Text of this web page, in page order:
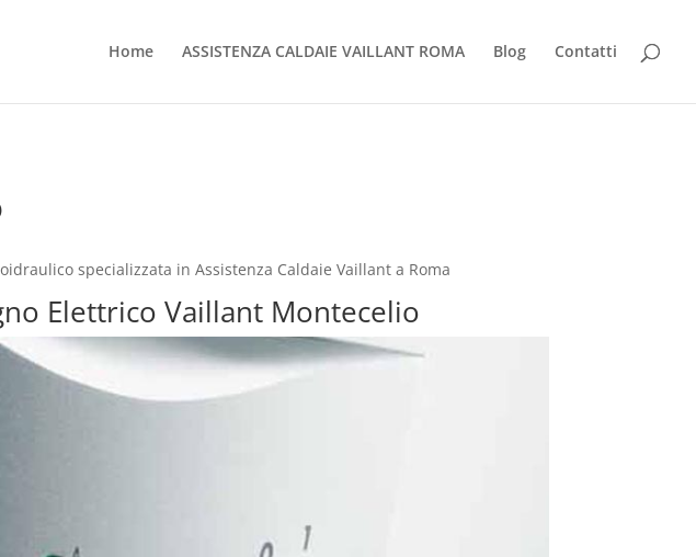
Home ASSISTENZA CALDAIE VAILLANT ROMA Blog Contatti
specializzata in Assistenza Caldaie Vaillant a Roma
Elettrico Vaillant Montecelio